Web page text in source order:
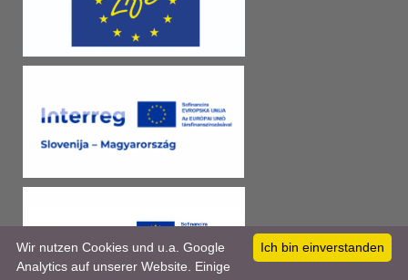
Ich bin einverstanden
Wir nutzen Cookies und u.a. Google
Analytics auf unserer Website. Einige